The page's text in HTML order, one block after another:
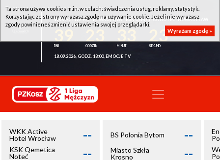
WKK ACTIVE HOTEL WROCŁAW - KSK QEMETICA NOTEĆ INOWROCŁAW
23
18.09.2026, GODZ. 18:00, EMOCJE TV
WKK Active
Hotel Wrocław
--
KSK Qemetica
Noteć
--
BS Polonia Bytom --
Miasto Szkła
Krosno
--
Ta strona używa cookies m.in. w celach: świadczenia usług, reklamy, statystyk.
Korzystając ze strony wyrażasz zgodę na używanie cookie. Jeżeli nie wyrażasz
zgody powinieneś zmienić ustawienia swojej przeglądarki.
Wyrażam zgodę »